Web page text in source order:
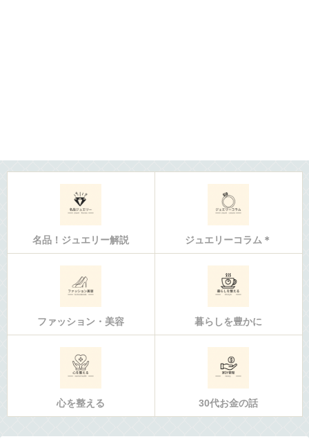
名品！ジュエリー解説 ジュエリーコラム＊
ファッション・美容 暮らしを豊かに
心を整える 30代お金の話